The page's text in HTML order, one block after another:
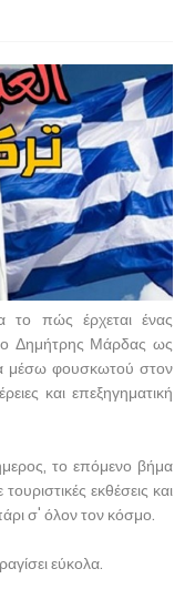
το πώς έρχεται ένας
ο Δημήτρης Μάρδας ως
μέσω φουσκωτού στον
και επεξηγηματική
το επόμενο βήμα
εκθέσεις και
σ' όλον τον κόσμο.
εύκολα.